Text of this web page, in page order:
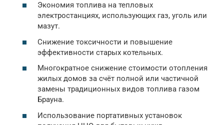
Экономия топлива на тепловых
электростанциях, использующих газ, уголь или
мазут.
Снижение токсичности и повышение
эффективности старых котельных.
Многократное снижение стоимости отопления
жилых домов за счёт полной или частичной
замены традиционных видов топлива газом
Брауна.
Использование портативных установок